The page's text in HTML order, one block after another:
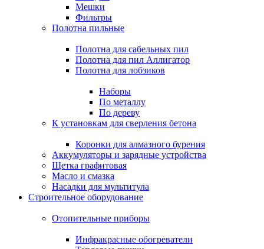
Мешки
Фильтры
Полотна пильные
Полотна для сабельных пил
Полотна для пил Аллигатор
Полотна для лобзиков
Наборы
По металлу
По дереву
К установкам для сверления бетона
Коронки для алмазного бурения
Аккумуляторы и зарядные устройства
Щетка графитовая
Масло и смазка
Насадки для мультитула
Строительное оборудование
Отопительные приборы
Инфракрасные обогреватели